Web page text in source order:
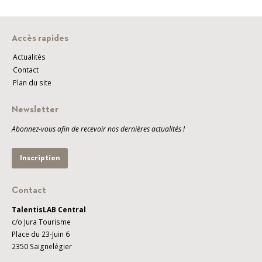
Accès rapides
Actualités
Contact
Plan du site
Newsletter
Abonnez-vous afin de recevoir nos dernières actualités !
Inscription
Contact
TalentisLAB Central
c/o Jura Tourisme
Place du 23-Juin 6
2350 Saignelégier